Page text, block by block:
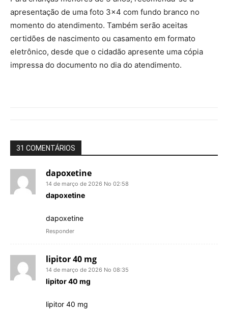
apresentação de uma foto 3×4 com fundo branco no
momento do atendimento. Também serão aceitas
certidões de nascimento ou casamento em formato
eletrônico, desde que o cidadão apresente uma cópia
impressa do documento no dia do atendimento.
31 COMENTÁRIOS
dapoxetine
14 de março de 2026 No 02:58
dapoxetine
dapoxetine
Responder
lipitor 40 mg
14 de março de 2026 No 08:35
lipitor 40 mg
lipitor 40 mg